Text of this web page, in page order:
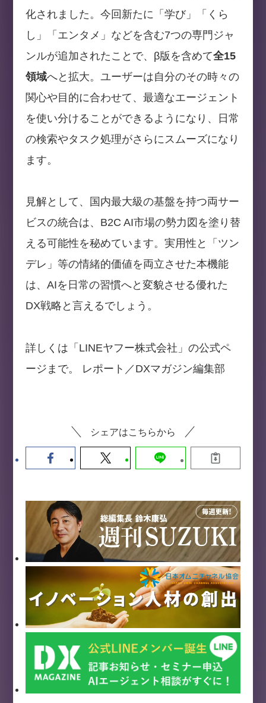
化されました。今回新たに「学び」「くら
し」「エンタメ」などを含む7つの専門ジャ
ンルが追加されたことで、β版を含めて全15
領域へと拡大。ユーザーは自分のその時々の
関心や目的に合わせて、最適なエージェント
を使い分けることができるようになり、日常
の検索やタスク処理がさらにスムーズになり
ます。
見解として、国内最大級の基盤を持つ両サー
ビスの統合は、B2C AI市場の勢力図を塗り替
える可能性を秘めています。実用性と「ツン
デレ」等の情緒的価値を両立させた本機能
は、AIを日常の習慣へと変貌させる優れた
DX戦略と言えるでしょう。
詳しくは「LINEヤフー株式会社」の公式ペ
ージまで。 レポート／DXマガジン編集部
シェアはこちらから